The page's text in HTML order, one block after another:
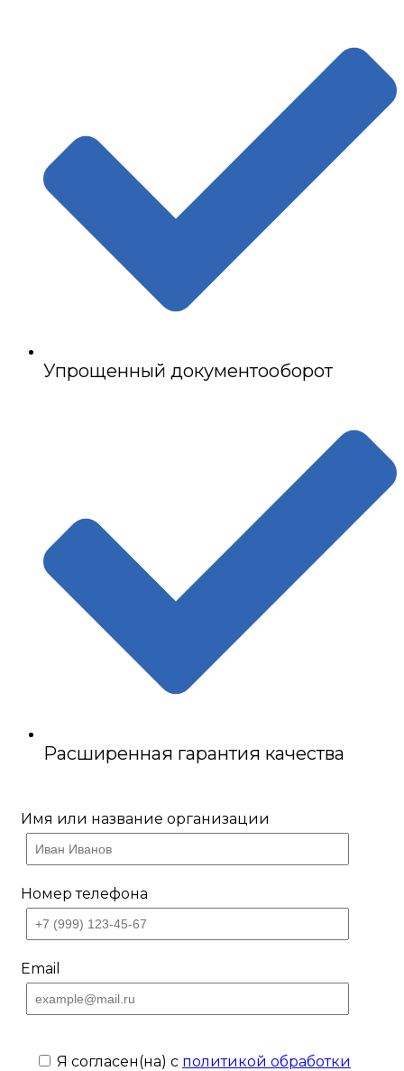
Упрощенный документооборот
Расширенная гарантия качества
Имя или название организации
Номер телефона
Email
Я согласен(на) с политикой обработки